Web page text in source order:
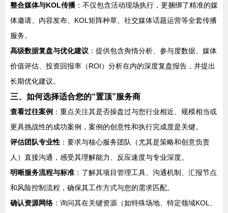
整合媒体与KOL传播 ：不仅包含活动现场执行，更捆绑了精准的媒
体邀请、内容发布、KOL矩阵种草、社交媒体话题运营等全套传播
服务。
高级数据复盘与优化建议 ：提供包含舆情分析、参与度数据、媒体
价值评估、投资回报率（ROI）分析在内的深度复盘报告，并提出
长期优化建议。
三、如何选择适合您的“置顶”服务商
查看过往案例 ：重点关注其是否操盘过与您行业相近、规模相当或
更具挑战性的成功案例，案例的创意性和执行完成度是关键。
评估团队专业性 ：要求与核心服务团队（尤其是策略和创意负责
人）直接沟通，感受其理解能力、反应速度与专业深度。
明晰服务流程与标准 ：了解其项目管理工具、沟通机制、汇报节点
和风险控制流程，确保其工作方式与您的需求匹配。
确认资源网络 ：询问其在关键资源（如特殊场地、特定领域KOL、